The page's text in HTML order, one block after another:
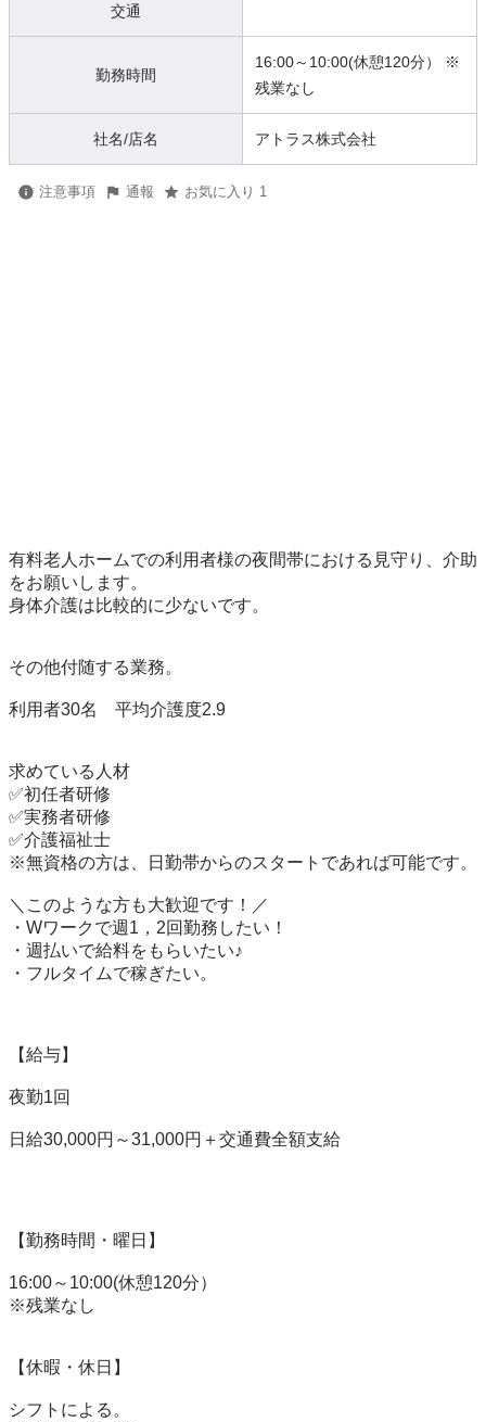
交通
勤務時間
16:00～10:00(休憩120分） ※
残業なし
社名/店名 アトラス株式会社
注意事項 通報 お気に入り 1
有料老人ホームでの利用者様の夜間帯における見守り、介助
をお願いします。
身体介護は比較的に少ないです。
その他付随する業務。
利用者30名　平均介護度2.9
求めている人材
✅初任者研修
✅実務者研修
✅介護福祉士
※無資格の方は、日勤帯からのスタートであれば可能です。
＼このような方も大歓迎です！／
・Wワークで週1，2回勤務したい！
・週払いで給料をもらいたい♪
・フルタイムで稼ぎたい。
【給与】
夜勤1回
日給30,000円～31,000円＋交通費全額支給
【勤務時間・曜日】
16:00～10:00(休憩120分）
※残業なし
【休暇・休日】
シフトによる。